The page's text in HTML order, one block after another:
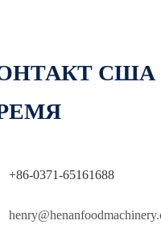
+86-0371-65161688